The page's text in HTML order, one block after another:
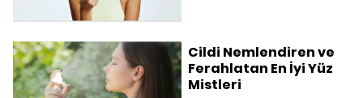
Cildi Nemlendiren ve
Ferahlatan En İyi Yüz
Mistleri